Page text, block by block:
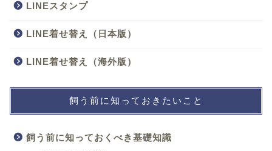
LINEスタンプ
LINE着せ替え（日本版）
LINE着せ替え（海外版）
飼う前に知っておきたいこと
飼う前に知っておくべき基礎知識